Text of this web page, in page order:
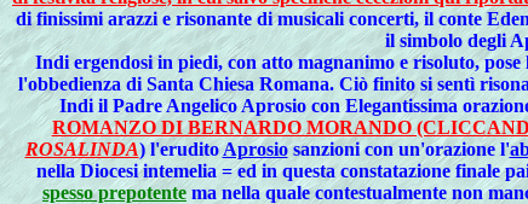
di finissimi arazzi e risonante di musicali concerti, il conte
il simbolo degli
Indi ergendosi in piedi, con atto magnanimo e risoluto,
l'obbedienza di Santa Chiesa Romana. Ciò finito si sentì
Indiil Padre Angelico Aprosiocon Elegantissima
ROMANZO DI BERNARDO MORANDO
ROSALINDA) l'eruditoAprosiosanzioni con un'orazione l'
nella Diocesi intemelia = ed in questa constatazione finale
spesso prepotentema nella quale contestualmente non